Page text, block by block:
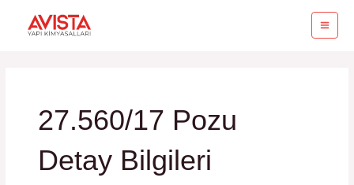
27.560/17 Pozu
Detay Bilgileri